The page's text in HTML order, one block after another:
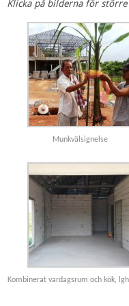
Klicka på bilderna för
Munkvälsignelse
Kombinerat vardagsrum och kök,